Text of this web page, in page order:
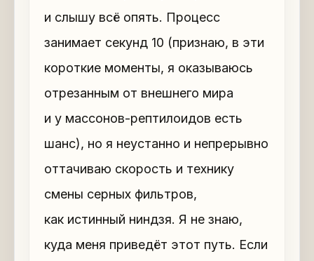
и слышу всё опять. Процесс
занимает секунд 10 (признаю, в эти
короткие моменты, я оказываюсь
отрезанным от внешнего мира
и у массонов-рептилоидов есть
шанс), но я неустанно и непрерывно
оттачиваю скорость и технику
смены серных фильтров,
как истинный ниндзя. Я не знаю,
куда меня приведёт этот путь. Если